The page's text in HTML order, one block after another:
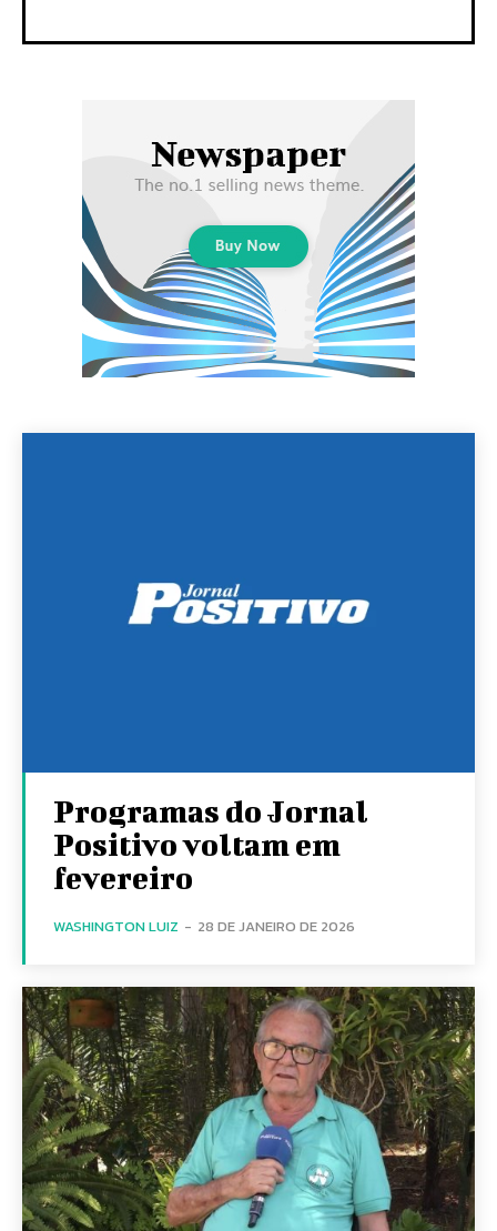
Programas do Jornal
Positivo voltam em
fevereiro
WASHINGTON LUIZ - 28 DE JANEIRO DE 2026